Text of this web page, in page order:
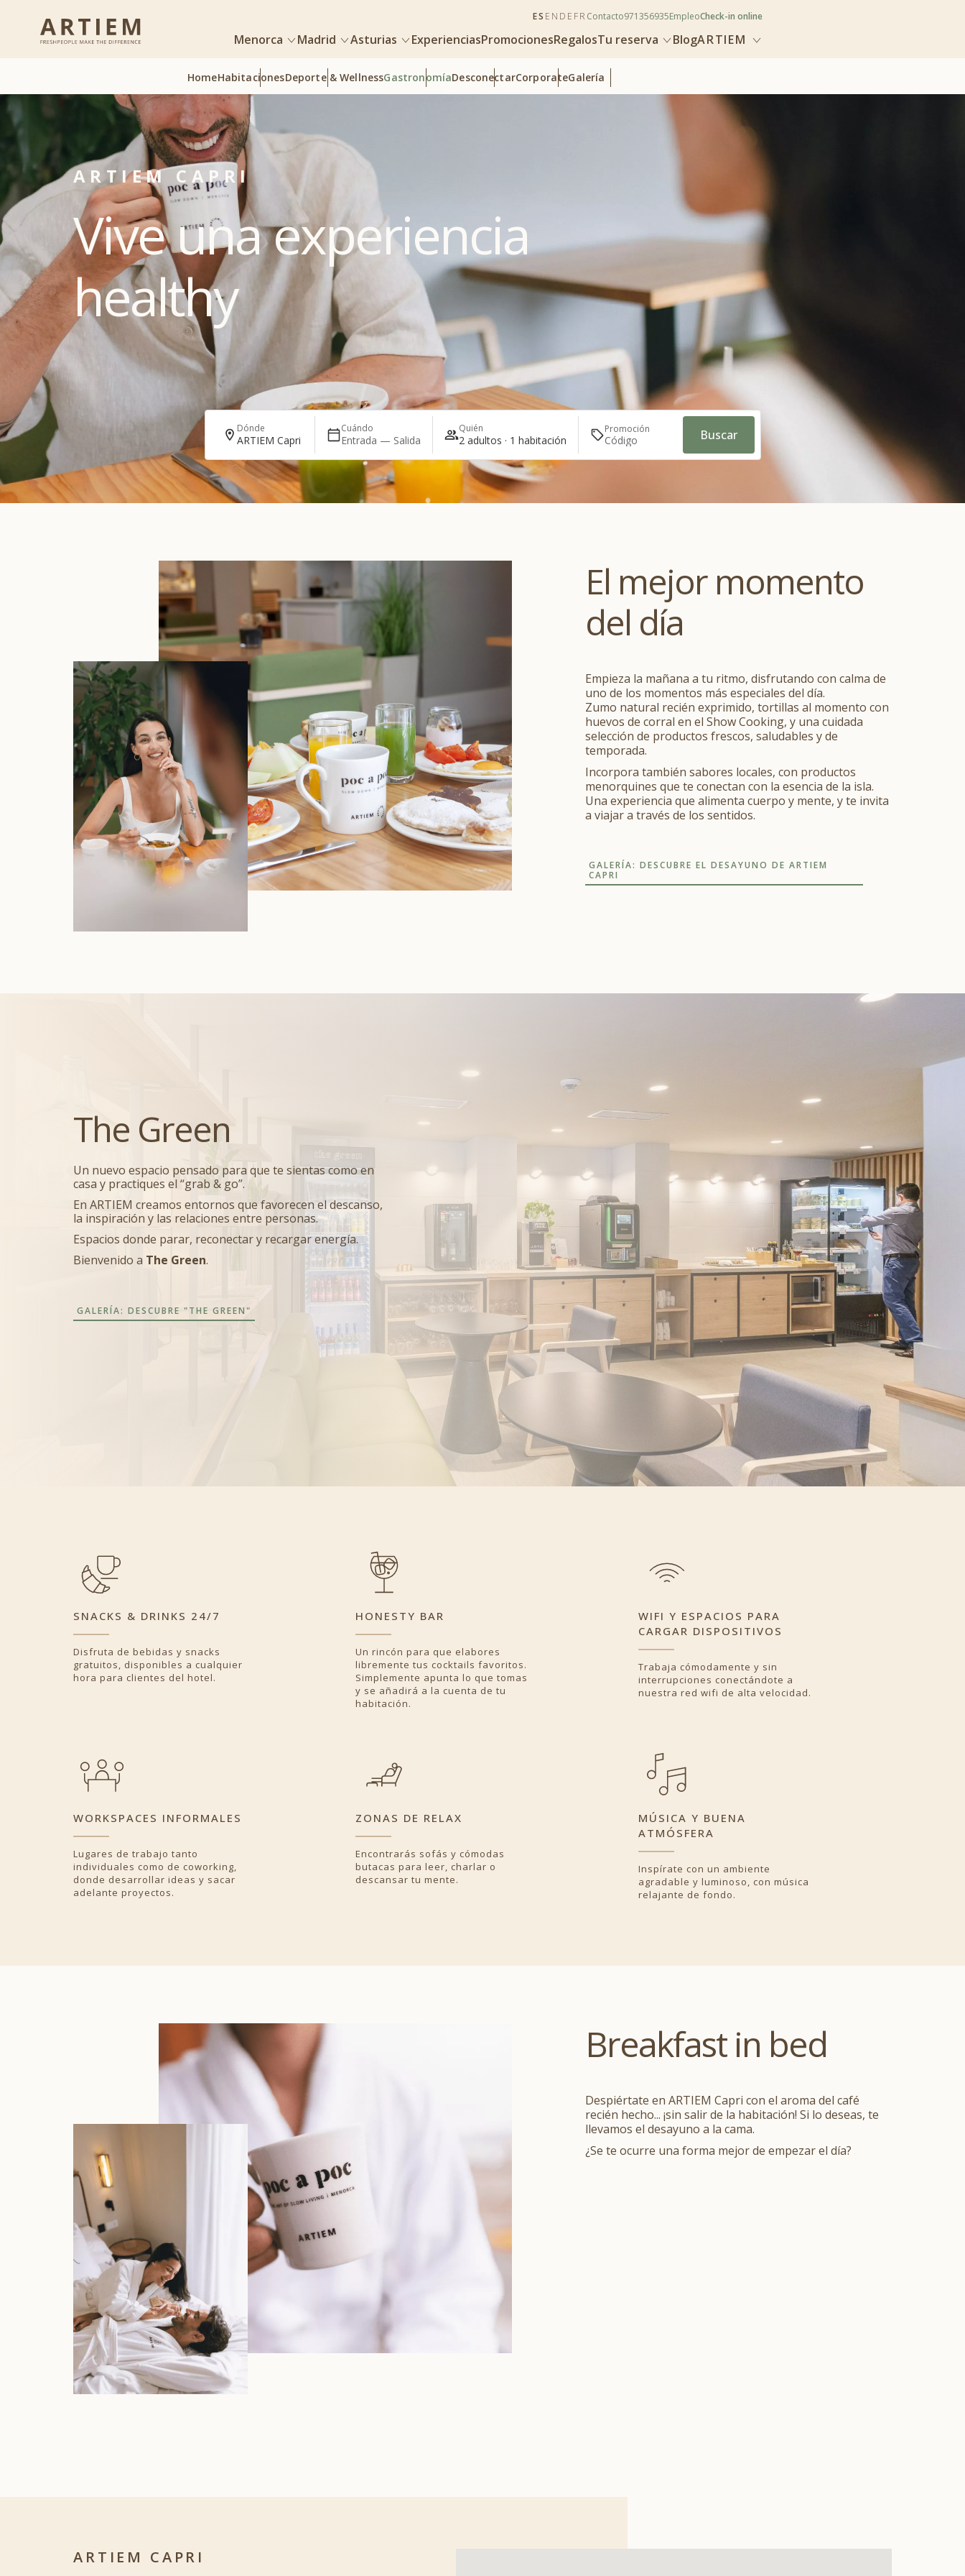
Menorca Madrid Asturias ExperienciasPromocionesRegalosTu reserva BlogARTIEM
Check-in online
Empleo
971356935
Contacto
ES EN DE FR
HomeHabitacionesDeporte & WellnessGastronomíaDesconectarCorporateGalería
ARTIEM CAPRI
Vive una experiencia
healthy
Dónde
ARTIEM Capri
Cuándo
Entrada — Salida
Quién
2 adultos · 1 habitación
Promoción Buscar
El mejor momento
del día
Empieza la mañana a tu ritmo, disfrutando con calma de
uno de los momentos más especiales del día.
Zumo natural recién exprimido, tortillas al momento con
huevos de corral en el Show Cooking, y una cuidada
selección de productos frescos, saludables y de
temporada.
Incorpora también sabores locales, con productos
menorquines que te conectan con la esencia de la isla.
Una experiencia que alimenta cuerpo y mente, y te invita
a viajar a través de los sentidos.
GALERÍA: DESCUBRE EL DESAYUNO DE ARTIEM
CAPRI
The Green
Un nuevo espacio pensado para que te sientas como en
casa y practiques el “grab & go”.
En ARTIEM creamos entornos que favorecen el descanso,
la inspiración y las relaciones entre personas.
Espacios donde parar, reconectar y recargar energía.
Bienvenido a The Green.
GALERÍA: DESCUBRE "THE GREEN"
SNACKS & DRINKS 24/7
Disfruta de bebidas y snacks
gratuitos, disponibles a cualquier
hora para clientes del hotel.
HONESTY BAR
Un rincón para que elabores
libremente tus cocktails favoritos.
Simplemente apunta lo que tomas
y se añadirá a la cuenta de tu
habitación.
WIFI Y ESPACIOS PARA
CARGAR DISPOSITIVOS
Trabaja cómodamente y sin
interrupciones conectándote a
nuestra red wifi de alta velocidad.
WORKSPACES INFORMALES
Lugares de trabajo tanto
individuales como de coworking,
donde desarrollar ideas y sacar
adelante proyectos.
ZONAS DE RELAX
Encontrarás sofás y cómodas
butacas para leer, charlar o
descansar tu mente.
MÚSICA Y BUENA
ATMÓSFERA
Inspírate con un ambiente
agradable y luminoso, con música
relajante de fondo.
Breakfast in bed
Despiértate en ARTIEM Capri con el aroma del café
recién hecho... ¡sin salir de la habitación! Si lo deseas, te
llevamos el desayuno a la cama.
¿Se te ocurre una forma mejor de empezar el día?
ARTIEM CAPRI